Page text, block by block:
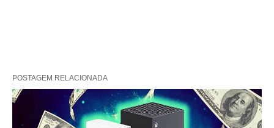
POSTAGEM RELACIONADA